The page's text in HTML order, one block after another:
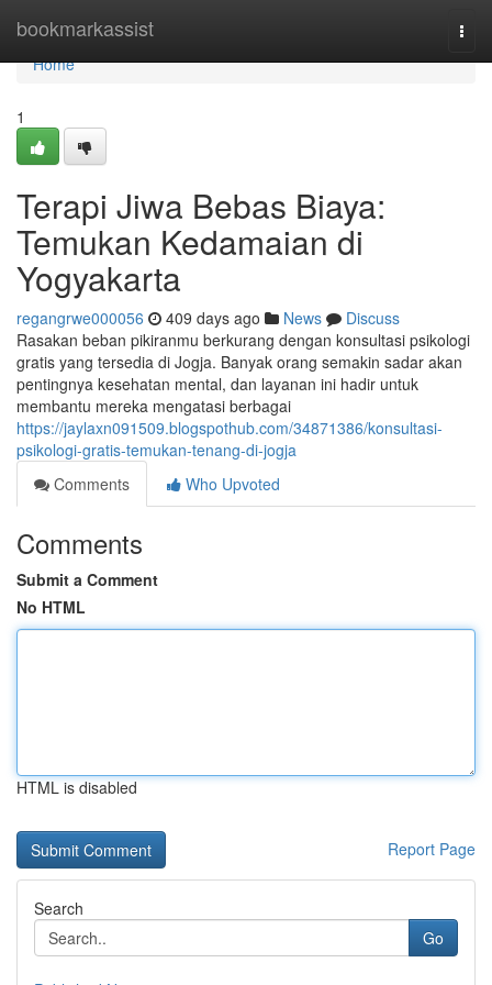
bookmarkassist
Home
Home
1
Terapi Jiwa Bebas Biaya:
Temukan Kedamaian di
Yogyakarta
regangrwe000056 409 days ago News
Discuss
Rasakan beban pikiranmu berkurang dengan konsultasi psikologi
gratis yang tersedia di Jogja. Banyak orang semakin sadar akan
pentingnya kesehatan mental, dan layanan ini hadir untuk
membantu mereka mengatasi berbagai
https://jaylaxn091509.blogspothub.com/34871386/konsultasi-
psikologi-gratis-temukan-tenang-di-jogja
Comments
Who Upvoted
Comments
Submit a Comment
No HTML
HTML is disabled
Report Page
Search
Go